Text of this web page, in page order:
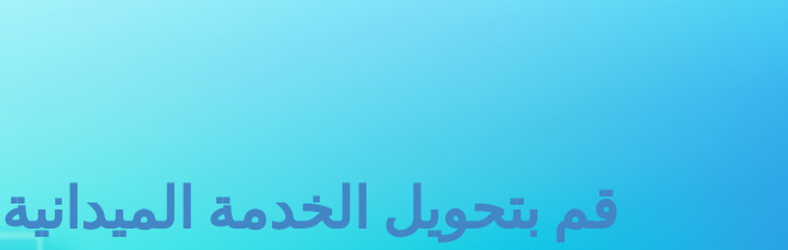
قم بتحويل الخدمة الميدانية